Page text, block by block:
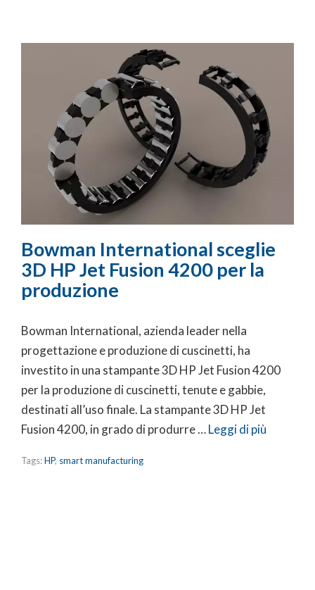
Bowman International sceglie
3D HP Jet Fusion 4200 per la
produzione
Bowman International, azienda leader nella
progettazione e produzione di cuscinetti, ha
investito in una stampante 3D HP Jet Fusion 4200
per la produzione di cuscinetti, tenute e gabbie,
destinati all’uso finale. La stampante 3D HP Jet
Fusion 4200, in grado di produrre …Leggi di più
Tags:HP, smart manufacturing